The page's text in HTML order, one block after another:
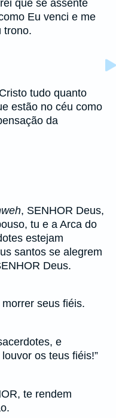
que se assente
Eu venci e me
trono.
tudo quanto
estão no céu como
da
, SENHOR Deus,
tu e a Arca do
estejam
santos se alegrem
Deus.
seus fiéis.
e
os teus fiéis!”
te rendem